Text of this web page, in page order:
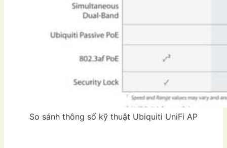
So sánh thông số kỹ thuật Ubiquiti UniFi AP